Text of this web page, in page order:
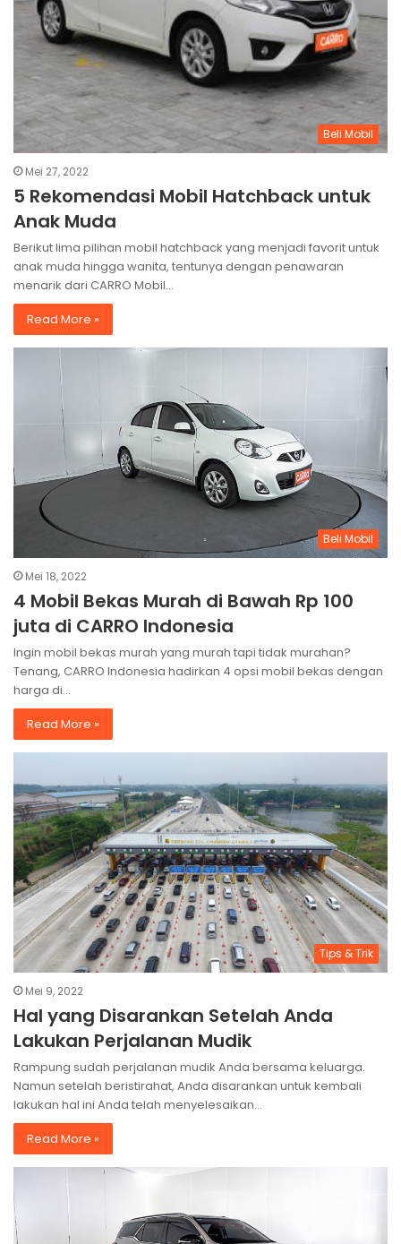
Beli Mobil
Mei 27, 2022
5 Rekomendasi Mobil Hatchback untuk
Anak Muda
Berikut lima pilihan mobil hatchback yang menjadi favorit untuk
anak muda hingga wanita, tentunya dengan penawaran
menarik dari CARRO Mobil…
Read More »
Beli Mobil
Mei 18, 2022
4 Mobil Bekas Murah di Bawah Rp 100
juta di CARRO Indonesia
Ingin mobil bekas murah yang murah tapi tidak murahan?
Tenang, CARRO Indonesia hadirkan 4 opsi mobil bekas dengan
harga di…
Read More »
Tips & Trik
Mei 9, 2022
Hal yang Disarankan Setelah Anda
Lakukan Perjalanan Mudik
Rampung sudah perjalanan mudik Anda bersama keluarga.
Namun setelah beristirahat, Anda disarankan untuk kembali
lakukan hal ini Anda telah menyelesaikan…
Read More »